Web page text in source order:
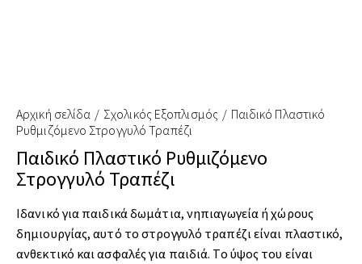
Αρχική σελίδα Σχολικός Εξοπλισμός
Παιδικό Πλαστικό
Ρυθμιζόμενο Στρογγυλό Τραπέζι
Παιδικό Πλαστικό Ρυθμιζόμενο
Στρογγυλό Τραπέζι
Ιδανικό για παιδικά δωμάτια, νηπιαγωγεία ή χώρους
δημιουργίας, αυτό το στρογγυλό τραπέζι είναι πλαστικό,
ανθεκτικό και ασφαλές για παιδιά. Το ύψος του είναι